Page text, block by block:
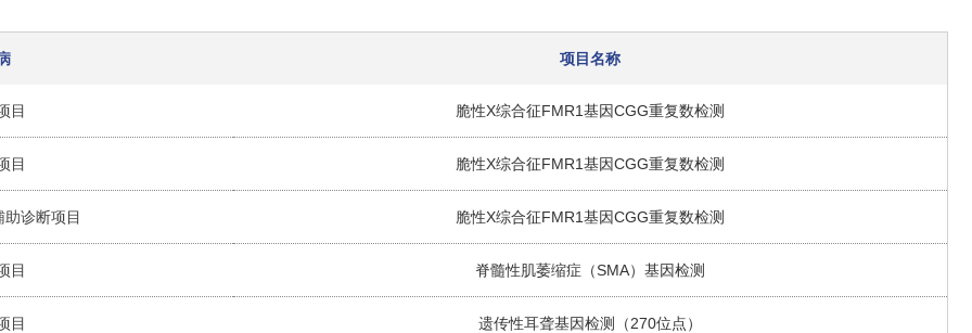
项目名称
目 脆性X综合征FMR1基因CGG重复数检测
目 脆性X综合征FMR1基因CGG重复数检测
诊断项目 脆性X综合征FMR1基因CGG重复数检测
目 脊髓性肌萎缩症（SMA）基因检测
目 遗传性耳聋基因检测（270位点）